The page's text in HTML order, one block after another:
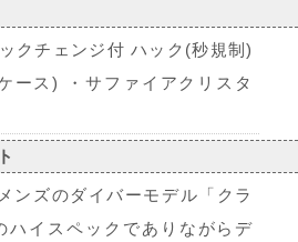
クチェンジ付 ハック(秒規制)
ース) ・サファイアクリスタ
ンズのダイバーモデル「クラ
ハイスペックでありながらデ